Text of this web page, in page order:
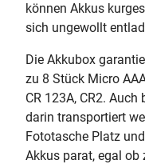
können Akkus
sich ungewollt
Die Akkubox
zu 8 Stück Micro
CR 123A, CR2.
darin transportiert
Fototasche Platz
Akkus parat, egal ob